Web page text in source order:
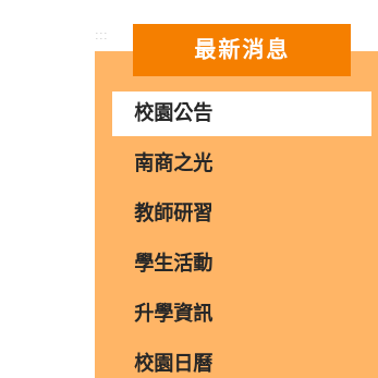
:::
最新消息
校園公告
南商之光
教師研習
學生活動
升學資訊
校園日曆